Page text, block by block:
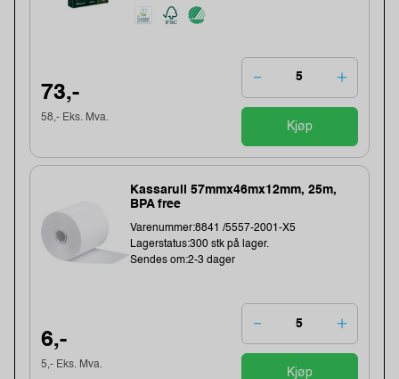
73,-
58,- Eks. Mva.
Kjøp
Kassarull 57mmx46mx12mm, 25m,
BPA free
Varenummer:8841 /5557-2001-X5
Lagerstatus:300 stk på lager.
Sendes om:2-3 dager
6,-
5,- Eks. Mva.
Kjøp